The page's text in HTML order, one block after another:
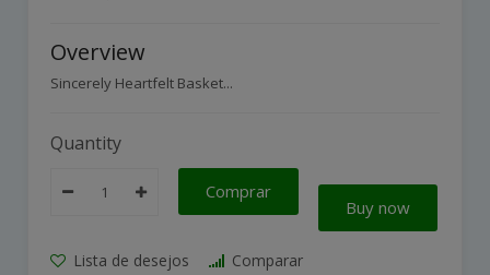
Overview
Sincerely Heartfelt Basket...
Quantity
Comprar
Buy now
Lista de desejos
Comparar